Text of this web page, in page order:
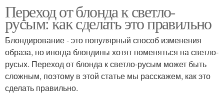
Переход от блонда к светло-
русым: как сделать это правильно
Блондирование - это популярный способ изменения
образа, но иногда блондины хотят поменяться на светло-
русых. Переход от блонда к светло-русым может быть
сложным, поэтому в этой статье мы расскажем, как это
сделать правильно.